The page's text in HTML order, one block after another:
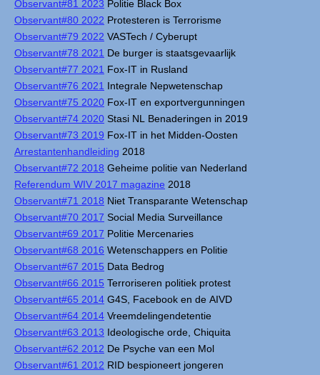
Observant#81 2023 Politie Black Box
Observant#80 2022 Protesteren is Terrorisme
Observant#79 2022 VASTech / Cyberupt
Observant#78 2021 De burger is staatsgevaarlijk
Observant#77 2021 Fox-IT in Rusland
Observant#76 2021 Integrale Nepwetenschap
Observant#75 2020 Fox-IT en exportvergunningen
Observant#74 2020 Stasi NL Benaderingen in 2019
Observant#73 2019 Fox-IT in het Midden-Oosten
Arrestantenhandleiding 2018
Observant#72 2018 Geheime politie van Nederland
Referendum WIV 2017 magazine 2018
Observant#71 2018 Niet Transparante Wetenschap
Observant#70 2017 Social Media Surveillance
Observant#69 2017 Politie Mercenaries
Observant#68 2016 Wetenschappers en Politie
Observant#67 2015 Data Bedrog
Observant#66 2015 Terroriseren politiek protest
Observant#65 2014 G4S, Facebook en de AIVD
Observant#64 2014 Vreemdelingendetentie
Observant#63 2013 Ideologische orde, Chiquita
Observant#62 2012 De Psyche van een Mol
Observant#61 2012 RID bespioneert jongeren